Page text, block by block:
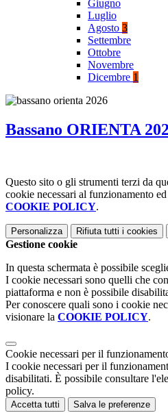
Giugno
Luglio
Agosto 3
Settembre
Ottobre
Novembre
Dicembre 1
Bassano ORIENTA
Questo sito o gli strumenti terzi da
cookie necessari al funzionamento
COOKIE POLICY.
Personalizza Rifiuta tutti i cookies
Gestione cookie
In questa schermata è possibile
I cookie necessari sono quelli che
piattaforma e non è possibile
Per conoscere quali sono i cookie
visionare la COOKIE POLICY.
Cookie necessari per il
I cookie necessari per il
disabilitati. È possibile consultare
policy.
Accetta tutti Salva le preferenze